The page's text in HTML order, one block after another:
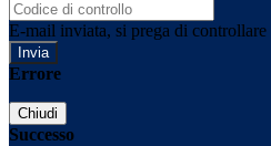
E-mail inviata, si prega di
Errore
Chiudi
Successo